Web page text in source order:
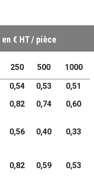
en € HT / pièce
250 500 1000
0,54 0,53
0,51
0,82 0,74
0,60
0,56 0,40 0,33
0,82 0,59 0,53